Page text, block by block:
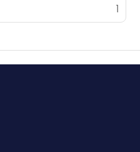
newspapers
1